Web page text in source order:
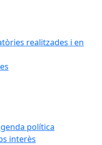
realitzades i en
política
interès